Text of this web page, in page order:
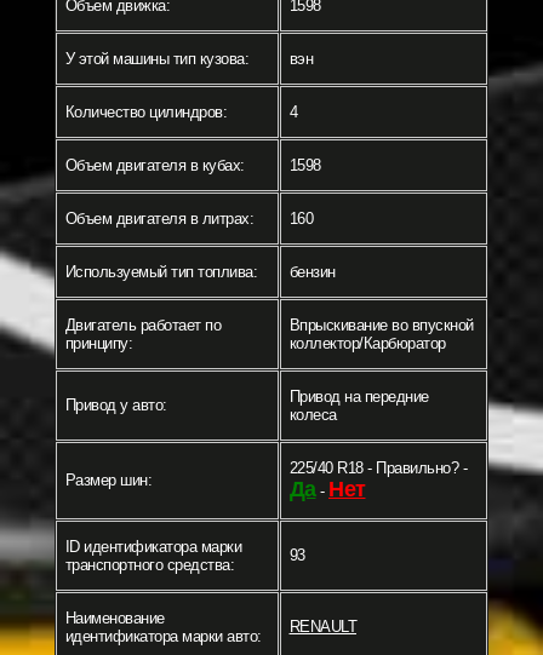
Объем движка: 1598
У этой машины тип кузова: вэн
Количество цилиндров: 4
Объем двигателя в кубах: 1598
Объем двигателя в литрах: 160
Используемый тип топлива: бензин
Двигатель работает по
принципу:
Впрыскивание во впускной
коллектор/Карбюратор
Привод у авто:
Привод на передние
колеса
Размер шин:
225/40 R18 - Правильно? -
Да- Нет
ID идентификатора марки
транспортного средства:
93
Наименование
идентификатора марки авто:
RENAULT